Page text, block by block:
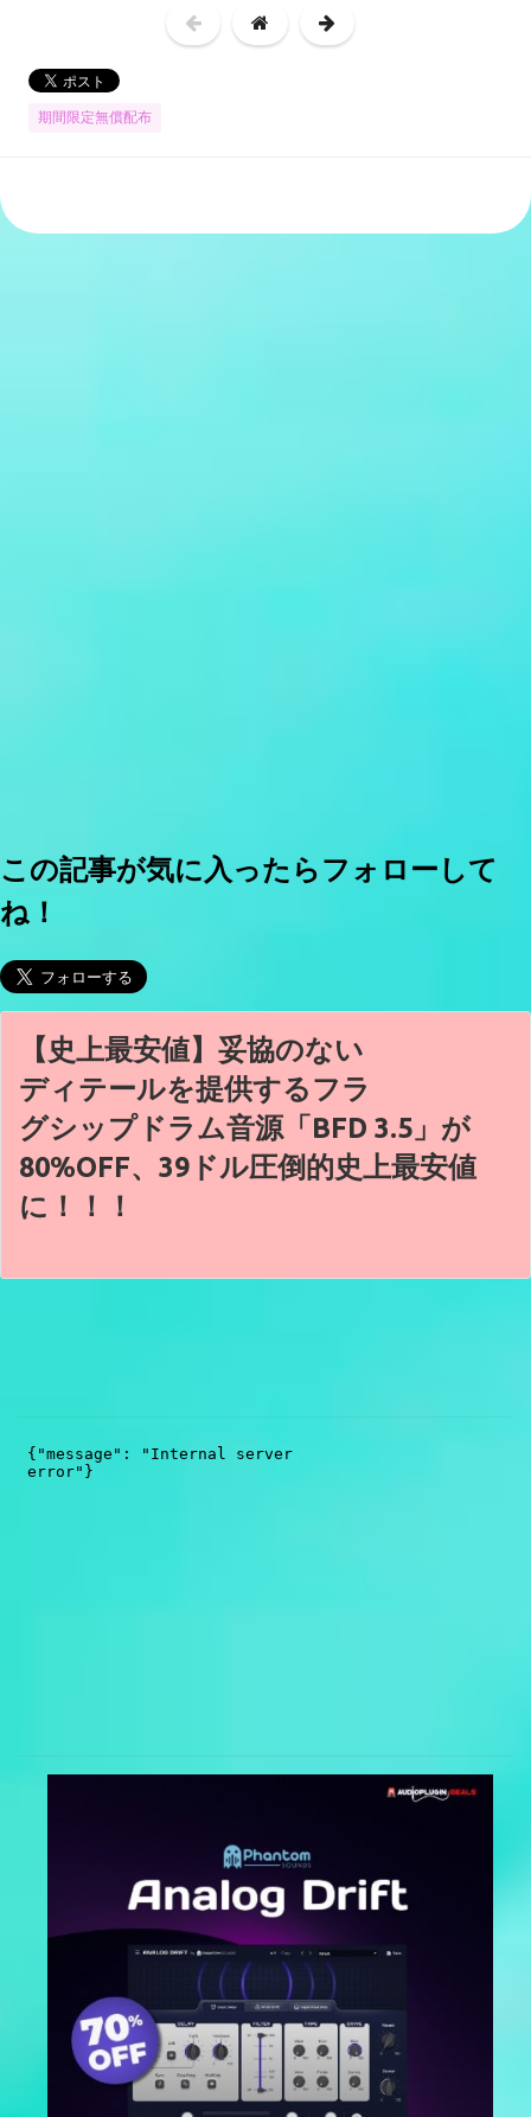
期間限定無償配布
この記事が気に入ったらフォローして
ね！
【史上最安値】妥協のない
ディテールを提供するフラ
グシップドラム音源「BFD 3.5」が
80%OFF、39ドル圧倒的史上最安値
に！！！